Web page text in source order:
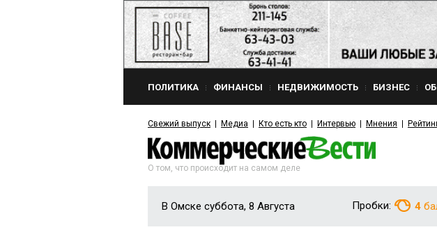
ПОЛИТИКА ФИНАНСЫ НЕДВИЖИМОСТЬ БИЗНЕС
Свежий выпуск Медиа Кто есть кто Интервью Мнения
О том, что происходит на самом деле
В Омске суббота, 8 Августа Пробки: 4